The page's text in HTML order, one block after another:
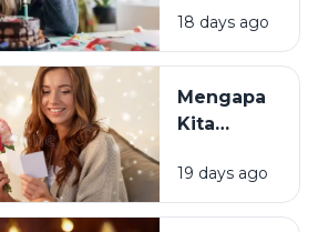
Sebagian
Orang
Merasa
Sedih Saat
Tahun?
18 days ago
Mengapa
Kita
Mendapat
Ucapan
19 days ago